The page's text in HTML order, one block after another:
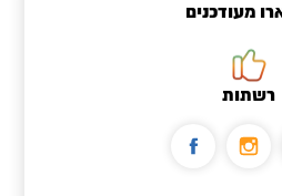
מעודכנים
רשתות